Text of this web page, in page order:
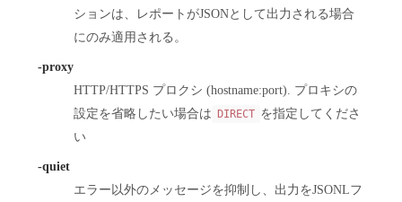
ションは、レポートがJSONとして出力される場合
にのみ適用される。
-proxy
HTTP/HTTPS プロクシ (hostname:port). プロキシの
設定を省略したい場合は
DIRECT を指定してくださ
い
-quiet
エラー以外のメッセージを抑制し、出力をJSONLフ